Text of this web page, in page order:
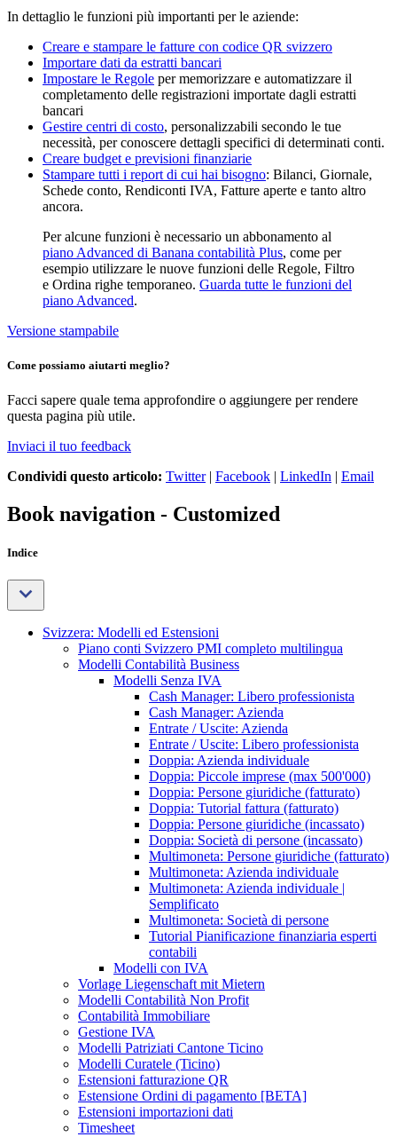
In dettaglio le funzioni più importanti per le aziende:
Creare e stampare le fatture con codice QR svizzero
Importare dati da estratti bancari
Impostare le Regole per memorizzare e automatizzare il
completamento delle registrazioni importate dagli estratti
bancari
Gestire centri di costo, personalizzabili secondo le tue
necessità, per conoscere dettagli specifici di determinati conti.
Creare budget e previsioni finanziarie
Stampare tutti i report di cui hai bisogno: Bilanci, Giornale,
Schede conto, Rendiconti IVA, Fatture aperte e tanto altro
ancora.
Per alcune funzioni è necessario un abbonamento al
piano Advanced di Banana contabilità Plus, come per
esempio utilizzare le nuove funzioni delle Regole, Filtro
e Ordina righe temporaneo. Guarda tutte le funzioni del
piano Advanced.
Versione stampabile
Come possiamo aiutarti meglio?
Facci sapere quale tema approfondire o aggiungere per rendere
questa pagina più utile.
Inviaci il tuo feedback
Condividi questo articolo: Twitter| Facebook | LinkedIn | Email
Book navigation - Customized
Indice
Svizzera: Modelli ed Estensioni
Piano conti Svizzero PMI completo multilingua
Modelli Contabilità Business
Modelli Senza IVA
Cash Manager: Libero professionista
Cash Manager: Azienda
Entrate / Uscite: Azienda
Entrate / Uscite: Libero professionista
Doppia: Azienda individuale
Doppia: Piccole imprese (max 500'000)
Doppia: Persone giuridiche (fatturato)
Doppia: Tutorial fattura (fatturato)
Doppia: Persone giuridiche (incassato)
Doppia: Società di persone (incassato)
Multimoneta: Persone giuridiche (fatturato)
Multimoneta: Azienda individuale
Multimoneta: Azienda individuale |
Semplificato
Multimoneta: Società di persone
Tutorial Pianificazione finanziaria esperti
contabili
Modelli con IVA
Vorlage Liegenschaft mit Mietern
Modelli Contabilità Non Profit
Contabilità Immobiliare
Gestione IVA
Modelli Patriziati Cantone Ticino
Modelli Curatele (Ticino)
Estensioni fatturazione QR
Estensione Ordini di pagamento [BETA]
Estensioni importazioni dati
Timesheet